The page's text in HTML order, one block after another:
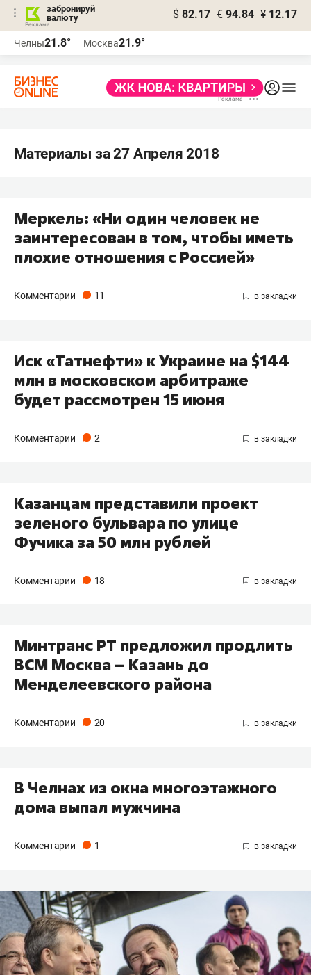
забронируй
валюту
$ 82.17 € 94.84 ¥ 12.17
Челны21.8° Москва21.9°
Материалы за 27 Апреля 2018
Меркель: «Ни один человек не
заинтересован в том, чтобы иметь
плохие отношения с Россией»
Комментарии 11
Иск «Татнефти» к Украине на $144
млн в московском арбитраже
будет рассмотрен 15 июня
Комментарии 2
Казанцам представили проект
зеленого бульвара по улице
Фучика за 50 млн рублей
Комментарии 18
Минтранс РТ предложил продлить
ВСМ Москва – Казань до
Менделеевского района
Комментарии 20
В Челнах из окна многоэтажного
дома выпал мужчина
Комментарии 1